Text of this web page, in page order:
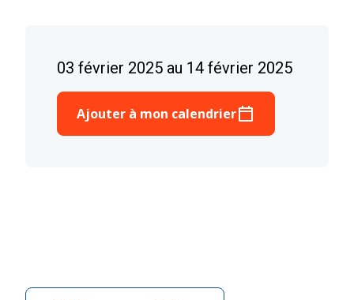
03 février 2025 au 14 février 2025
Ajouter à mon calendrier